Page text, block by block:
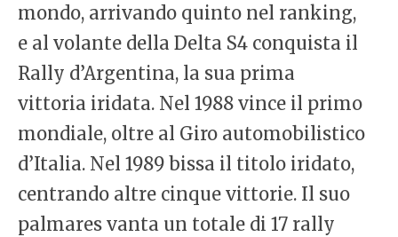
mondo, arrivando quinto nel ranking,
e al volante della Delta S4 conquista il
Rally d’Argentina, la sua prima
vittoria iridata. Nel 1988 vince il primo
mondiale, oltre al Giro automobilistico
d’Italia. Nel 1989 bissa il titolo iridato,
centrando altre cinque vittorie. Il suo
palmares vanta un totale di 17 rally